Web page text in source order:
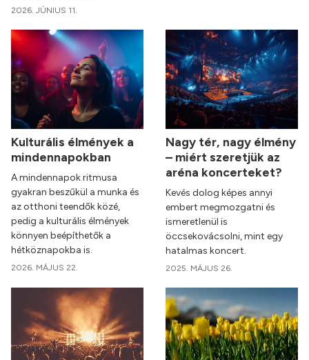
2026. JÚNIUS 11.
Kulturális élmények a
mindennapokban
A mindennapok ritmusa
gyakran beszűkül a munka és
az otthoni teendők közé,
pedig a kulturális élmények
könnyen beépíthetők a
hétköznapokba is.
2026. MÁJUS 22.
Nagy tér, nagy élmény
– miért szeretjük az
aréna koncerteket?
Kevés dolog képes annyi
embert megmozgatni és
ismeretlenül is
öccsekovácsolni, mint egy
hatalmas koncert.
2025. MÁJUS 26.